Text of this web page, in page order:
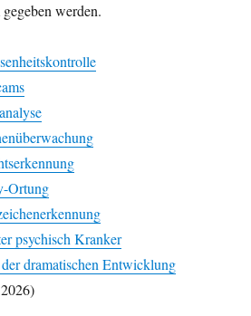
werden.
Ortung
psychisch Kranker
dramatischen Entwicklung